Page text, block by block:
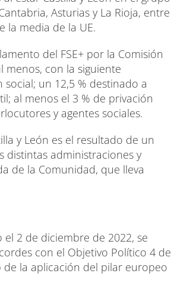
Asturias y La Rioja, entre
la media de la UE.
del FSE+ por la Comisión
menos, con la siguiente
un 12,5 % destinado a
al menos el 3 % de privación
y agentes sociales.
y León es el resultado de un
distintas administraciones y
de la Comunidad, que lleva
el 2 de diciembre de 2022, se
con el Objetivo Político 4 de
de la aplicación del pilar europeo